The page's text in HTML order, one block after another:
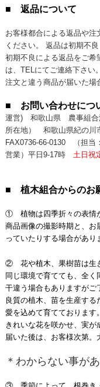
■ 返品について
お客様都合による返品や
ください。 返品は初期不
初期不良による返品をご希
は、TELにてご連絡下さい
注文と違う商品が届いた場
■ お問い合わせにつ
運営) 和歌山県 農事組合
所在地） 和歌山県紀の
FAX0736-66-0130（担当：
営業）平日9-17時 土日祝
■ 植木組合からのお
① 植物は四季折々の表情
商品画像の撮影時期と、お
っていたりする場合があり
② 花や植木、果樹苗は生
同じ環境で育てても、全
干違う場合もありますがご
良質の植木、苗を生産する
愛を込めて育てております。
きれいな花を咲かせ、実が
届いた後は、お客様次第。
＊わからない事が